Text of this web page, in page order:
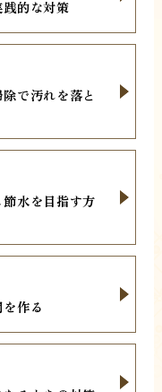
的な対策
で汚れを落と
水を目指す方
作る